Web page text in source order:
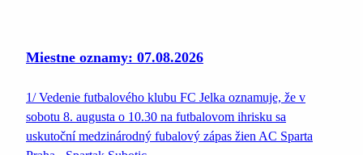
Miestne oznamy: 07.08.2026
1/ Vedenie futbalového klubu FC Jelka oznamuje, že v
sobotu 8. augusta o 10.30 na futbalovom ihrisku sa
uskutoční medzinárodný fubalový zápas žien AC Sparta